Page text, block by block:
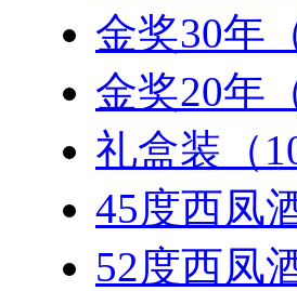
金奖30年
金奖20年
礼盒装（
45度西凤
52度西凤